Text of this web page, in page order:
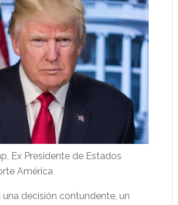
Ex Presidente de Estados
América
una decisión contundente, un